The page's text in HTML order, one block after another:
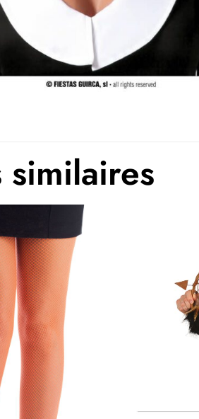
similaires